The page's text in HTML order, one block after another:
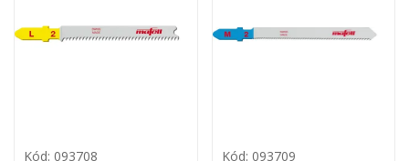
Kód: 093708
Kód: 093709